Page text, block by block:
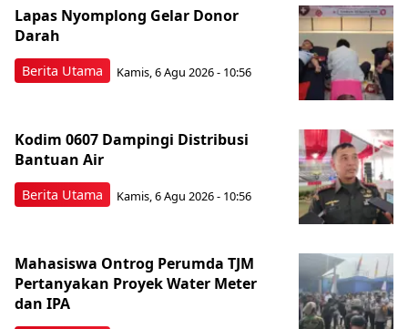
Berita Utama
Lapas Nyomplong Gelar Donor
Darah
Kamis, 6 Agu 2026 - 10:56
Berita Utama
Kodim 0607 Dampingi Distribusi
Bantuan Air
Kamis, 6 Agu 2026 - 10:56
Mahasiswa Ontrog Perumda TJM
Pertanyakan Proyek Water Meter
dan IPA